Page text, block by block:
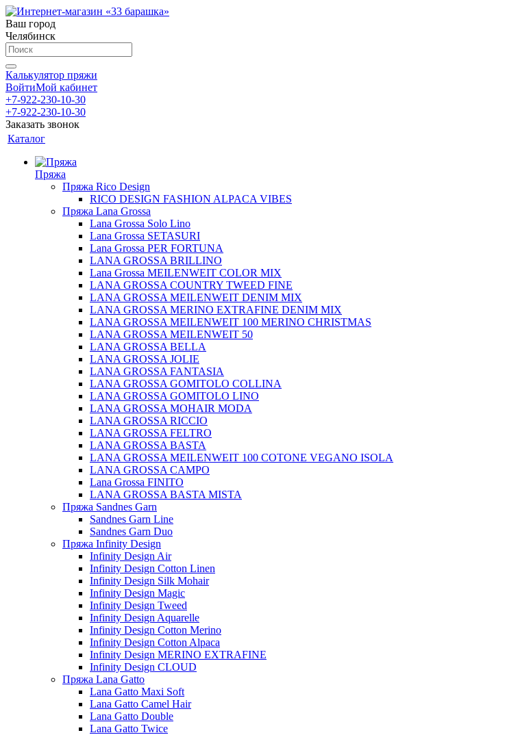
Ваш город
Челябинск
Калькулятор пряжи
ВойтиМой кабинет
+7-922-230-10-30
+7-922-230-10-30
Заказать звонок
Каталог
Пряжа
Пряжа Rico Design
RICO DESIGN FASHION ALPACA VIBES
Пряжа Lana Grossa
Lana Grossa Solo Lino
Lana Grossa SETASURI
Lana Grossa PER FORTUNA
LANA GROSSA BRILLINO
Lana Grossa MEILENWEIT COLOR MIX
LANA GROSSA COUNTRY TWEED FINE
LANA GROSSA MEILENWEIT DENIM MIX
LANA GROSSA MERINO EXTRAFINE DENIM MIX
LANA GROSSA MEILENWEIT 100 MERINO CHRISTMAS
LANA GROSSA MEILENWEIT 50
LANA GROSSA BELLA
LANA GROSSA JOLIE
LANA GROSSA FANTASIA
LANA GROSSA GOMITOLO COLLINA
LANA GROSSA GOMITOLO LINO
LANA GROSSA MOHAIR MODA
LANA GROSSA RICCIO
LANA GROSSA FELTRO
LANA GROSSA BASTA
LANA GROSSA MEILENWEIT 100 COTONE VEGANO ISOLA
LANA GROSSA CAMPO
Lana Grossa FINITO
LANA GROSSA BASTA MISTA
Пряжа Sandnes Garn
Sandnes Garn Line
Sandnes Garn Duo
Пряжа Infinity Design
Infinity Design Air
Infinity Design Cotton Linen
Infinity Design Silk Mohair
Infinity Design Magic
Infinity Design Tweed
Infinity Design Aquarelle
Infinity Design Cotton Merino
Infinity Design Cotton Alpaca
Infinity Design MERINO EXTRAFINE
Infinity Design CLOUD
Пряжа Lana Gatto
Lana Gatto Maxi Soft
Lana Gatto Camel Hair
Lana Gatto Double
Lana Gatto Twice